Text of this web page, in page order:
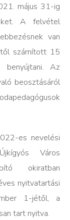
május 31-ig
A felvétel
van
számított 15
Az
beosztásáról
es nevelési
Város
okiratban
nyitvatartási
1-jétől, a
tart nyitva.